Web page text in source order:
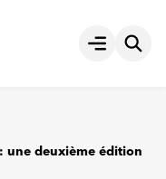
Ouvrir le
une deuxième édition